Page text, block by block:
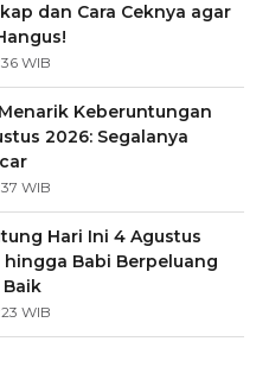
dan Cara Ceknya agar
WIB
Keberuntungan
2026: Segalanya
WIB
Hari Ini 4 Agustus
hingga Babi Berpeluang
WIB